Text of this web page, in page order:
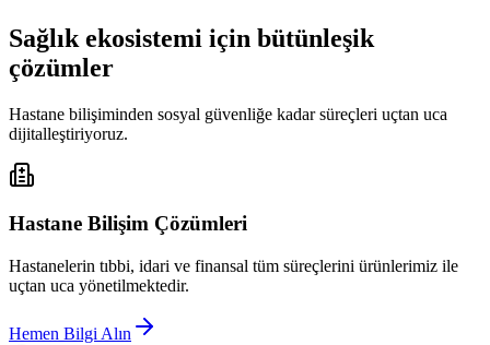
Sağlık ekosistemi için bütünleşik
çözümler
Hastane bilişiminden sosyal güvenliğe kadar süreçleri uçtan uca
dijitalleştiriyoruz.
Hastane Bilişim Çözümleri
Hastanelerin tıbbi, idari ve finansal tüm süreçlerini ürünlerimiz ile
uçtan uca yönetilmektedir.
Hemen Bilgi Alın